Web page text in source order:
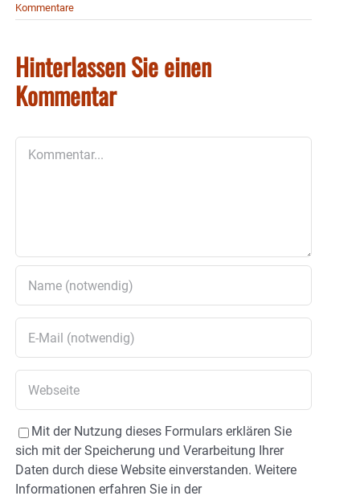
Kommentare
Hinterlassen Sie einen
Kommentar
Mit der Nutzung dieses Formulars erklären Sie
sich mit der Speicherung und Verarbeitung Ihrer
Daten durch diese Website einverstanden. Weitere
Informationen erfahren Sie in der